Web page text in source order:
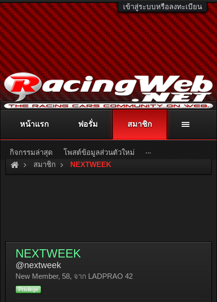
เข้าสู่ระบบหรือลงทะเบียน
ติดต่อลงโฆษณา racingweb@gmail.comหรือโทร. 081-811-1138
หรืออ่านรายละเอียดเพิ่มเติม คลิกที่นี่
สมาชิก NEXTWEEK
NEXTWEEK
@nextweek
New Member, 58, จาก LADPRAO 42
Privilege
หน้าแรก ฟอรั่ม สมาชิก
กิจกรรมล่าสุด โพสต์ข้อมูลส่วนตัวใหม่ ...